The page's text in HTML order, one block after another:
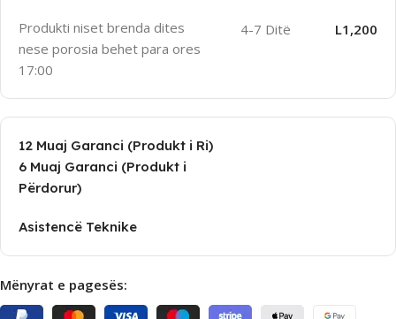
Produkti niset brenda dites
nese porosia behet para ores
17:00
4-7 Ditë L1,200
12 Muaj Garanci (Produkt i Ri)
6 Muaj Garanci (Produkt i
Përdorur)
Asistencë Teknike
Mënyrat e pagesës: